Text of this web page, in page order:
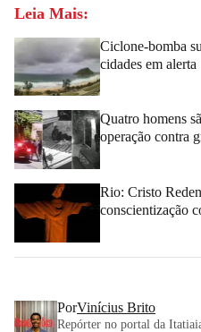
Leia Mais:
Ciclone-bomba
cidades em alerta
Quatro homens
operação contra
Rio: Cristo
conscientização
PorVinícius Brito
Repórter no portal da